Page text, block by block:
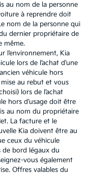
au nom de la personne
à reprendre doit
nom de la personne qui
dernier propriétaire de
même.
l’environnement, Kia
lors de l’achat d’une
véhicule hors
mise au rebut et vous
lors de l’achat
hors d’usage doit être
au nom du propriétaire
La facture et le
Kia doivent être au
ceux du véhicule
de bord légaux du
vous également
Offres valables du